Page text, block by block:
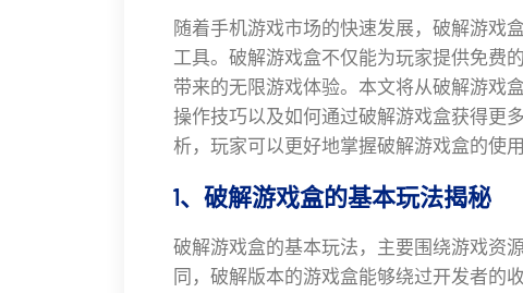
随着手机游戏市场的快速发展，破解游戏
工具。破解游戏盒不仅能为玩家提供免费
带来的无限游戏体验。本文将从破解游戏
操作技巧以及如何通过破解游戏盒获得更
析，玩家可以更好地掌握破解游戏盒的使
1、破解游戏盒的基本玩法揭秘
破解游戏盒的基本玩法，主要围绕游戏资
同，破解版本的游戏盒能够绕过开发者的